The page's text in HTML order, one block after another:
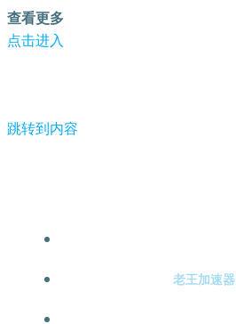
查看更多
点击进入
跳转到内容
老王加速